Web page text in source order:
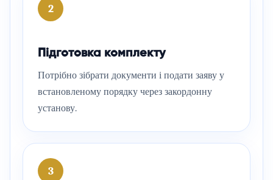
2
Підготовка комплекту
Потрібно зібрати документи і подати заяву у
встановленому порядку через закордонну
установу.
3